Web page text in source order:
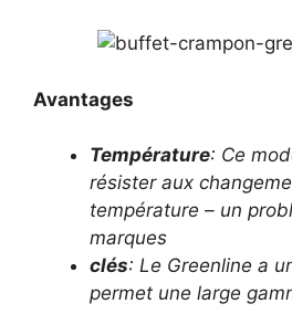
Avantages
Température: Ce
résister aux
température – un
marques
clés: Le Greenline a
permet une large